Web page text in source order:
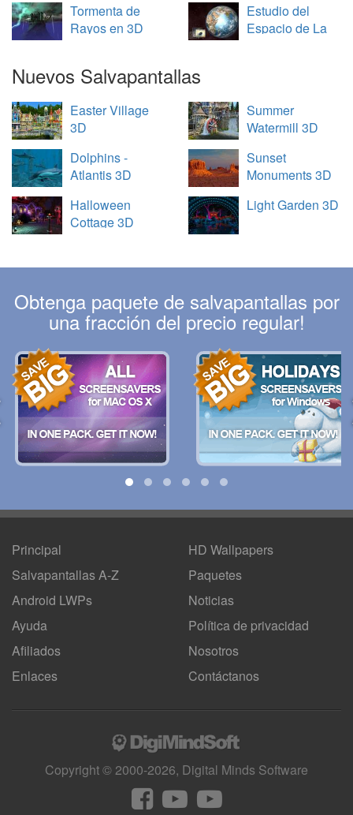
Tormenta de
Rayos en 3D
Estudio del
Espacio de La
Nuevos Salvapantallas
Easter Village
3D
Summer
Watermill 3D
Dolphins -
Atlantis 3D
Sunset
Monuments 3D
Halloween
Cottage 3D
Light Garden 3D
Obtenga paquete de salvapantallas por
una fracción del precio regular!
Principal
Salvapantallas A-Z
Android LWPs
HD Wallpapers
Paquetes
Noticias
Ayuda
Afiliados
Enlaces
Política de privacidad
Nosotros
Contáctanos
Copyright © 2000-2026, Digital Minds Software